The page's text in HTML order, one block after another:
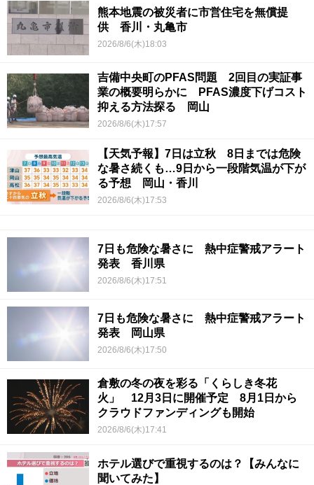
熊本地震の被災者に市営住宅を無償提
供 香川・丸亀市
2026/8/6(木)18:03
吉備中央町のPFAS問題 2回目の実証事
業の概要明らかに PFAS濃度下げコスト
抑える方法探る 岡山
2026/8/6(木)17:57
【天気予報】7日は立秋 8日までは危険
な暑さ続くも…9日から一段階気温が下が
る予想 岡山・香川
2026/8/6(木)17:53
7日も危険な暑さに 熱中症警戒アラート
発表 香川県
2026/8/6(木)17:51
7日も危険な暑さに 熱中症警戒アラート
発表 岡山県
2026/8/6(木)17:50
倉敷の冬の夜を彩る「くらしき冬花
火」 12月3日に開催予定 8月1日から
クラウドファンディングも開始
2026/8/6(木)17:41
ホテル選びで重視するのは？【みんなに
聞いてみた】